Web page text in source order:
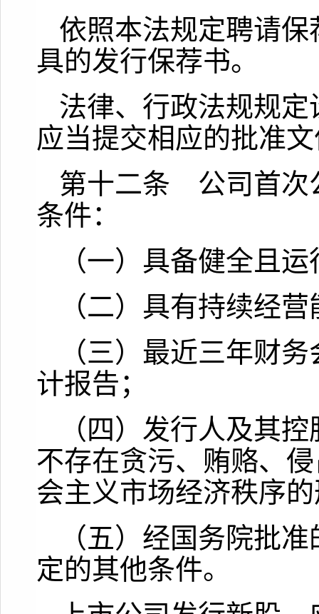
依照本法规定聘请
具的发行保荐书。
法律、行政法规规
应当提交相应的批准
第十二条 公司首次
条件：
（一）具备健全且
（二）具有持续经
（三）最近三年财
计报告；
（四）发行人及其
不存在贪污、贿赂、
会主义市场经济秩序
（五）经国务院批
定的其他条件。